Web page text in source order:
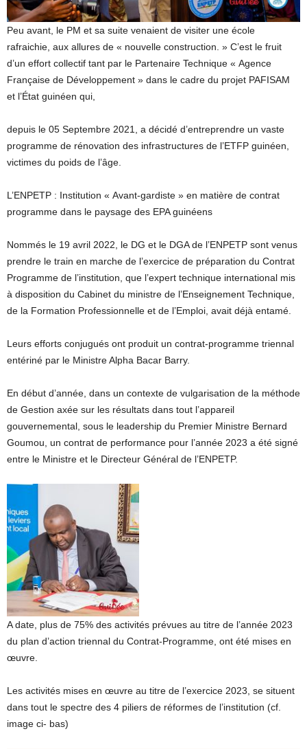
Peu avant, le PM et sa suite venaient de visiter une école
rafraichie, aux allures de « nouvelle construction. » C’est le fruit
d’un effort collectif tant par le Partenaire Technique « Agence
Française de Développement » dans le cadre du projet PAFISAM
et l’État guinéen qui,
depuis le 05 Septembre 2021, a décidé d’entreprendre un vaste
programme de rénovation des infrastructures de l’ETFP guinéen,
victimes du poids de l’âge.
L’ENPETP : Institution « Avant-gardiste » en matière de contrat
programme dans le paysage des EPA guinéens
Nommés le 19 avril 2022, le DG et le DGA de l’ENPETP sont venus
prendre le train en marche de l’exercice de préparation du Contrat
Programme de l’institution, que l’expert technique international mis
à disposition du Cabinet du ministre de l’Enseignement Technique,
de la Formation Professionnelle et de l’Emploi, avait déjà entamé.
Leurs efforts conjugués ont produit un contrat-programme triennal
entériné par le Ministre Alpha Bacar Barry.
En début d’année, dans un contexte de vulgarisation de la méthode
de Gestion axée sur les résultats dans tout l’appareil
gouvernemental, sous le leadership du Premier Ministre Bernard
Goumou, un contrat de performance pour l’année 2023 a été signé
entre le Ministre et le Directeur Général de l’ENPETP.
A date, plus de 75% des activités prévues au titre de l’année 2023
du plan d’action triennal du Contrat-Programme, ont été mises en
œuvre.
Les activités mises en œuvre au titre de l’exercice 2023, se situent
dans tout le spectre des 4 piliers de réformes de l’institution (cf.
image ci- bas)